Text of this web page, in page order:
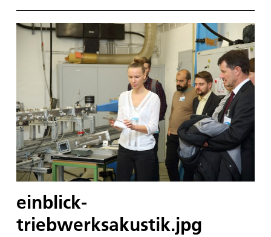
einblick-
triebwerksakustik.jpg